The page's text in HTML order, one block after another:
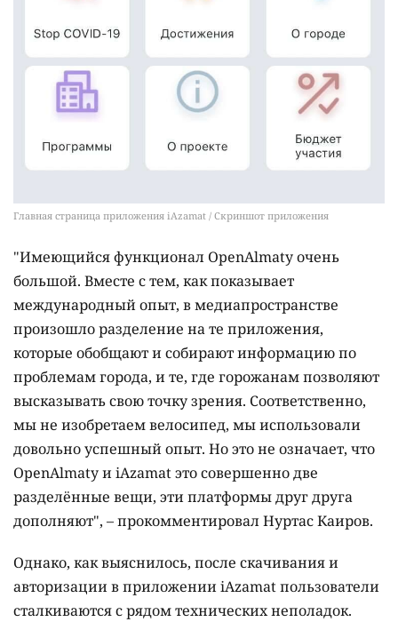
Главная страница приложения iAzamat / Скриншот приложения
"Имеющийся функционал OpenAlmaty очень
большой. Вместе с тем, как показывает
международный опыт, в медиапространстве
произошло разделение на те приложения,
которые обобщают и собирают информацию по
проблемам города, и те, где горожанам позволяют
высказывать свою точку зрения. Соответственно,
мы не изобретаем велосипед, мы использовали
довольно успешный опыт. Но это не означает, что
OpenAlmaty и iAzamat это совершенно две
разделённые вещи, эти платформы друг друга
дополняют", – прокомментировал Нуртас Каиров.
Однако, как выяснилось, после скачивания и
авторизации в приложении iAzamat пользователи
сталкиваются с рядом технических неполадок.